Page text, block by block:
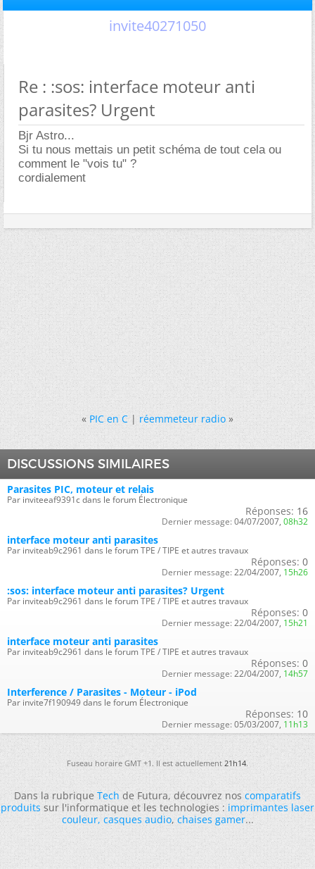
invite40271050
Re : :sos: interface moteur anti
parasites? Urgent
Bjr Astro...
Si tu nous mettais un petit schéma de tout cela ou
comment le "vois tu" ?
cordialement
« PIC en C|réemmeteur radio »
DISCUSSIONS SIMILAIRES
Parasites PIC, moteur et relais
Par inviteeaf9391c dans le forum Électronique
Réponses: 16
Dernier message: 04/07/2007, 08h32
interface moteur anti parasites
Par inviteab9c2961 dans le forum TPE / TIPE et autres travaux
Réponses: 0
Dernier message: 22/04/2007, 15h26
:sos: interface moteur anti parasites? Urgent
Par inviteab9c2961 dans le forum TPE / TIPE et autres travaux
Réponses: 0
Dernier message: 22/04/2007, 15h21
interface moteur anti parasites
Par inviteab9c2961 dans le forum TPE / TIPE et autres travaux
Réponses: 0
Dernier message: 22/04/2007, 14h57
Interference / Parasites - Moteur - iPod
Par invite7f190949 dans le forum Électronique
Réponses: 10
Dernier message: 05/03/2007, 11h13
Fuseau horaire GMT +1. Il est actuellement21h14.
Dans la rubriqueTechde Futura, découvrez noscomparatifs
produitssur l'informatique et les technologies :imprimantes laser
couleur,casques audio,chaises gamer...